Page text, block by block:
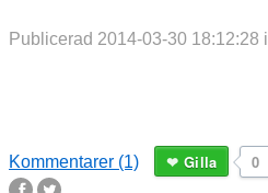
Publicerad 2014-03-30 18:12:28 i
Kommentarer (1) 0
Gilla